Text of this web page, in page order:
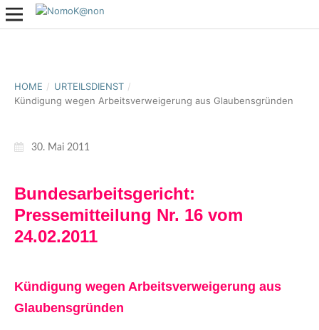
HOME / URTEILSDIENST /
Kündigung wegen Arbeitsverweigerung aus Glaubensgründen
30. Mai 2011
Bundesarbeitsgericht:
Pressemitteilung Nr. 16 vom
24.02.2011
Kündigung wegen Arbeitsverweigerung aus
Glaubensgründen